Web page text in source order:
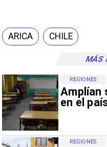
MÁS
Amplían
en el
REGIONES
REGIONES
ARICA CHILE